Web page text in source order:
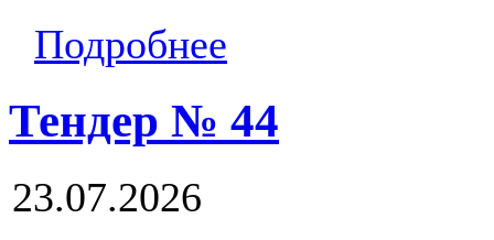
Подробнее
Тендер № 44
23.07.2026